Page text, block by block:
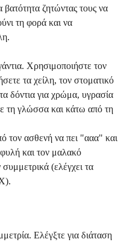
βατότητα ζητώντας τους να
τη φορά και να
Χρησιμοποιήστε τον
τα χείλη, τον στοματικό
δόντια για χρώμα, υγρασία
τη γλώσσα και κάτω από τη
τον ασθενή να πει "ααα" και
και τον μαλακό
(ελέγχει τα
Ελέγξτε για διάταση